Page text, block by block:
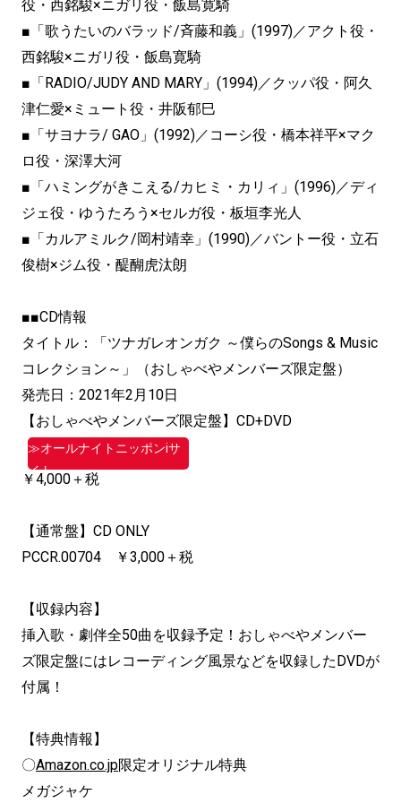
役・西銘駿×ニガリ役・飯島寛騎
■「歌うたいのバラッド/斉藤和義」(1997)／アクト役・
西銘駿×ニガリ役・飯島寛騎
■「RADIO/JUDY AND MARY」(1994)／クッパ役・阿久
津仁愛×ミュート役・井阪郁巳
■「サヨナラ/ GAO」(1992)／コーシ役・橋本祥平×マク
ロ役・深澤大河
■「ハミングがきこえる/カヒミ・カリィ」(1996)／ディ
ジェ役・ゆうたろう×セルガ役・板垣李光人
■「カルアミルク/岡村靖幸」(1990)／バントー役・立石
俊樹×ジム役・醍醐虎汰朗
■■CD情報
タイトル：「ツナガレオンガク ～僕らのSongs & Music
コレクション～」（おしゃべやメンバーズ限定盤）
発売日：2021年2月10日
【おしゃべやメンバーズ限定盤】CD+DVD
≫オールナイトニッポンiサ
イト
￥4,000＋税
【通常盤】CD ONLY
PCCR.00704 ￥3,000＋税
【収録内容】
挿入歌・劇伴全50曲を収録予定！おしゃべやメンバー
ズ限定盤にはレコーディング風景などを収録したDVDが
付属！
【特典情報】
〇Amazon.co.jp限定オリジナル特典
メガジャケ